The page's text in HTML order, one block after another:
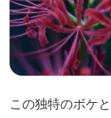
この独特のボケ